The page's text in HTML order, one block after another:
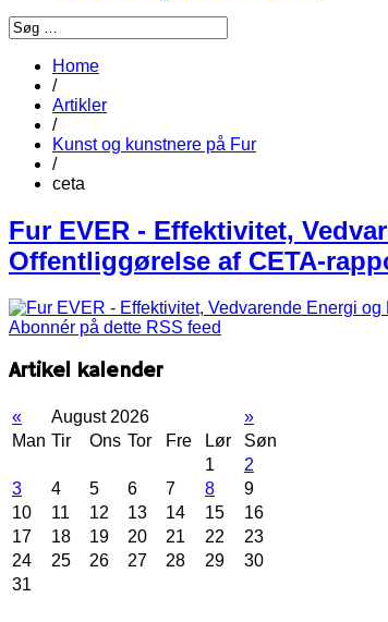
Home
/
Artikler
/
Kunst og kunstnere på Fur
/
ceta
Fur EVER - Effektivitet,
Offentliggørelse af CETA-
Abonnér på dette RSS feed
Artikel kalender
« August 2026
»
Man Tir Ons Tor Fre Lør
Søn
1
2
3
4 5 6 7 8
9
10
11 12 13 14 15
16
17
18 19 20 21 22
23
24
25 26 27 28 29
30
31